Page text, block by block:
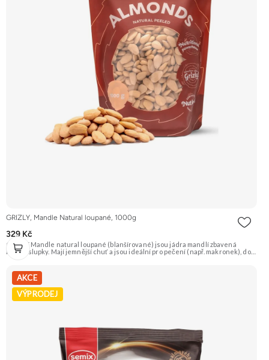
GRIZLY, Mandle Natural loupané, 1000g
329 Kč
GRIZLY Mandle natural loupané (blanšírované) jsou jádra mandlí zbavená
hnědé slupky. Mají jemnější chuť a jsou ideální pro pečení (např. makronek), do
Výhodná cena Vyzkoušet
AKCE
VÝPRODEJ